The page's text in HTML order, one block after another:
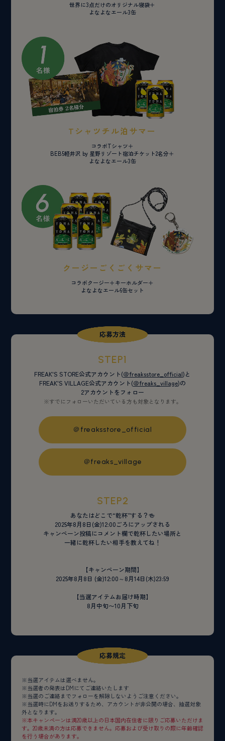
世界に3点だけのオリジナル寝袋＋
よなよなエール3缶
Tシャツチル泊サマー
コラボTシャツ＋
BEB5軽井沢 by 星野リゾート宿泊チケット2名分＋
よなよなエール3缶
クージーごくごくサマー
コラボクージー＋キーホルダー＋
よなよなエール6缶セット
STEP1
FREAK'S STORE公式アカウント(＠freaksstore_official)と
FREAK'S VILLAGE公式アカウント(＠freaks_village)の
2アカウントをフォロー
※すでにフォローいただいている方も対象となります。
＠freaksstore_official
＠freaks_village
STEP2
あなたはどこで“乾杯”する？🍻
2025年8月8日(金)12:00ごろにアップされる
キャンペーン投稿にコメント欄で乾杯したい場所と
一緒に乾杯したい相手を教えてね！
【キャンペーン期間】
2025年8月8日 (金)12:00～8月14日(木)23:59
【当選アイテムお届け時期】
8月中旬〜10月下旬
※当選アイテムは選べません。
※当選者の発表はDMにてご連絡いたします
※当選のご連絡までフォローを解除しないようご注意ください。
※当選時にDMをお送りするため、アカウントが非公開の場合、抽選対象
外となります。
※本キャンペーンは満20歳以上の日本国内在住者に限りご応募いただけま
す。20歳未満の方は応募できません。応募および受け取りの際に年齢確認
を行う場合があります。